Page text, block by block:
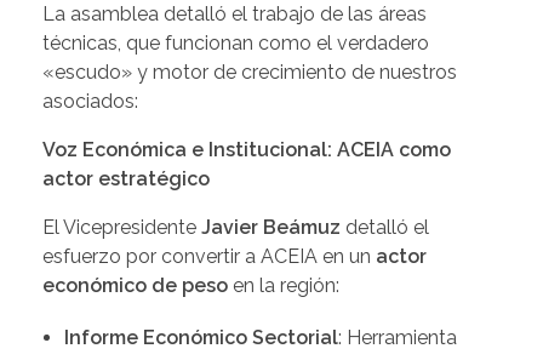
La asamblea detalló el trabajo de las áreas
técnicas, que funcionan como el verdadero
«escudo» y motor de crecimiento de nuestros
asociados:
Voz Económica e Institucional: ACEIA como
actor estratégico
El Vicepresidente Javier Beámuz detalló el
esfuerzo por convertir a ACEIA en un actor
económico de peso en la región:
Informe Económico Sectorial: Herramienta